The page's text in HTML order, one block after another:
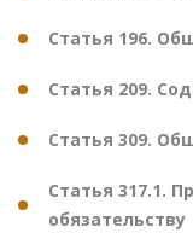
Статья 196.
Статья 209.
Статья 309.
Статья 317.1.
обязательству